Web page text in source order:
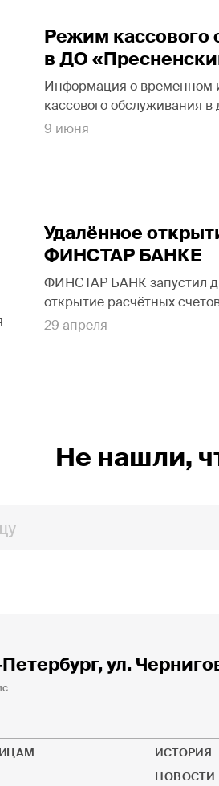
Режим кассового
в ДО
Информация о временном
кассового обслуживания
9 июня
Удалённое
ФИНСТАР БАНКЕ
ФИНСТАР БАНК запустил
открытие расчётных
29 апреля
Не нашли,
ул.
ИСТОРИЯ
НОВОСТИ